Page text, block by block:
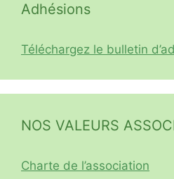
Adhésions
Téléchargez le bulletin
NOS VALEURS
Charte de l’association